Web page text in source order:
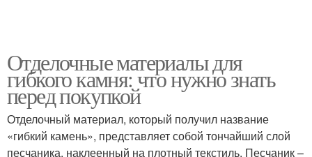
Отделочные материалы для
гибкого камня: что нужно знать
перед покупкой
Отделочный материал, который получил название
«гибкий камень», представляет собой тончайший слой
песчаника, наклеенный на плотный текстиль. Песчаник –